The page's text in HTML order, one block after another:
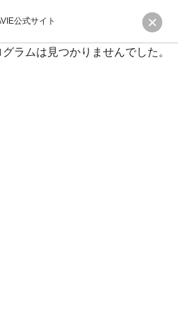
公式サイト
ラムは見つかりませんでした。